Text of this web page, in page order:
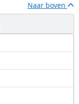
Naar boven